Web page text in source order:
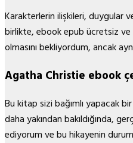
Karakterlerin ilişkileri, duygular
birlikte, ebook epub ücretsiz ve
olmasını bekliyordum, ancak
Agatha Christie ebook
Bu kitap sizi bağımlı yapacak
daha yakından bakıldığında,
ediyorum ve bu hikayenin